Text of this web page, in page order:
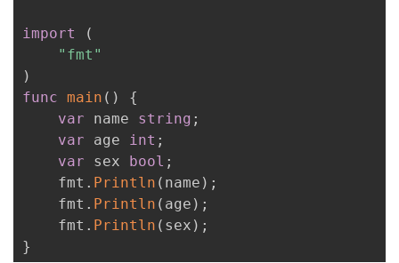
import
(
"fmt"
)
func main ( )
{
var name string ;
var age int ;
var sex bool ;
    fmt
. Println ( name ) ;
    fmt
. Println ( age ) ;
    fmt
. Println ( sex ) ;
}